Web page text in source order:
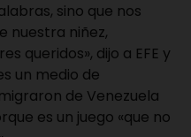
sino que nos
nuestra niñez,
queridos», dijo a EFE y
un medio de
de Venezuela
es un juego «que no